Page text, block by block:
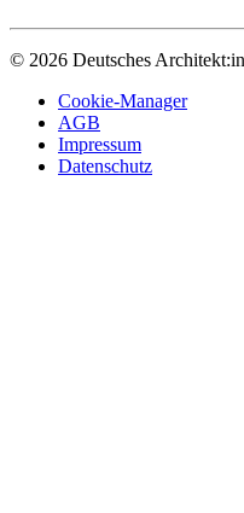
© 2026 Deutsches
Cookie-Manager
AGB
Impressum
Datenschutz